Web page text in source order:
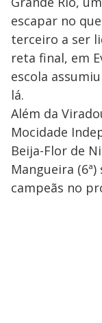
escapar no
terceiro a ser
reta final, em
escola
lá.
Além da
Mocidade
Beija-Flor de
Mangueira
campeãs no